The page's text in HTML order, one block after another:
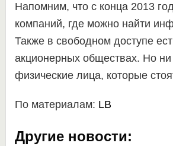
Напомним, что с конца 2013
компаний, где можно найти
Также в свободном доступе
акционерных обществах. Но
физические лица, которые
По материалам: LB
Другие новости: